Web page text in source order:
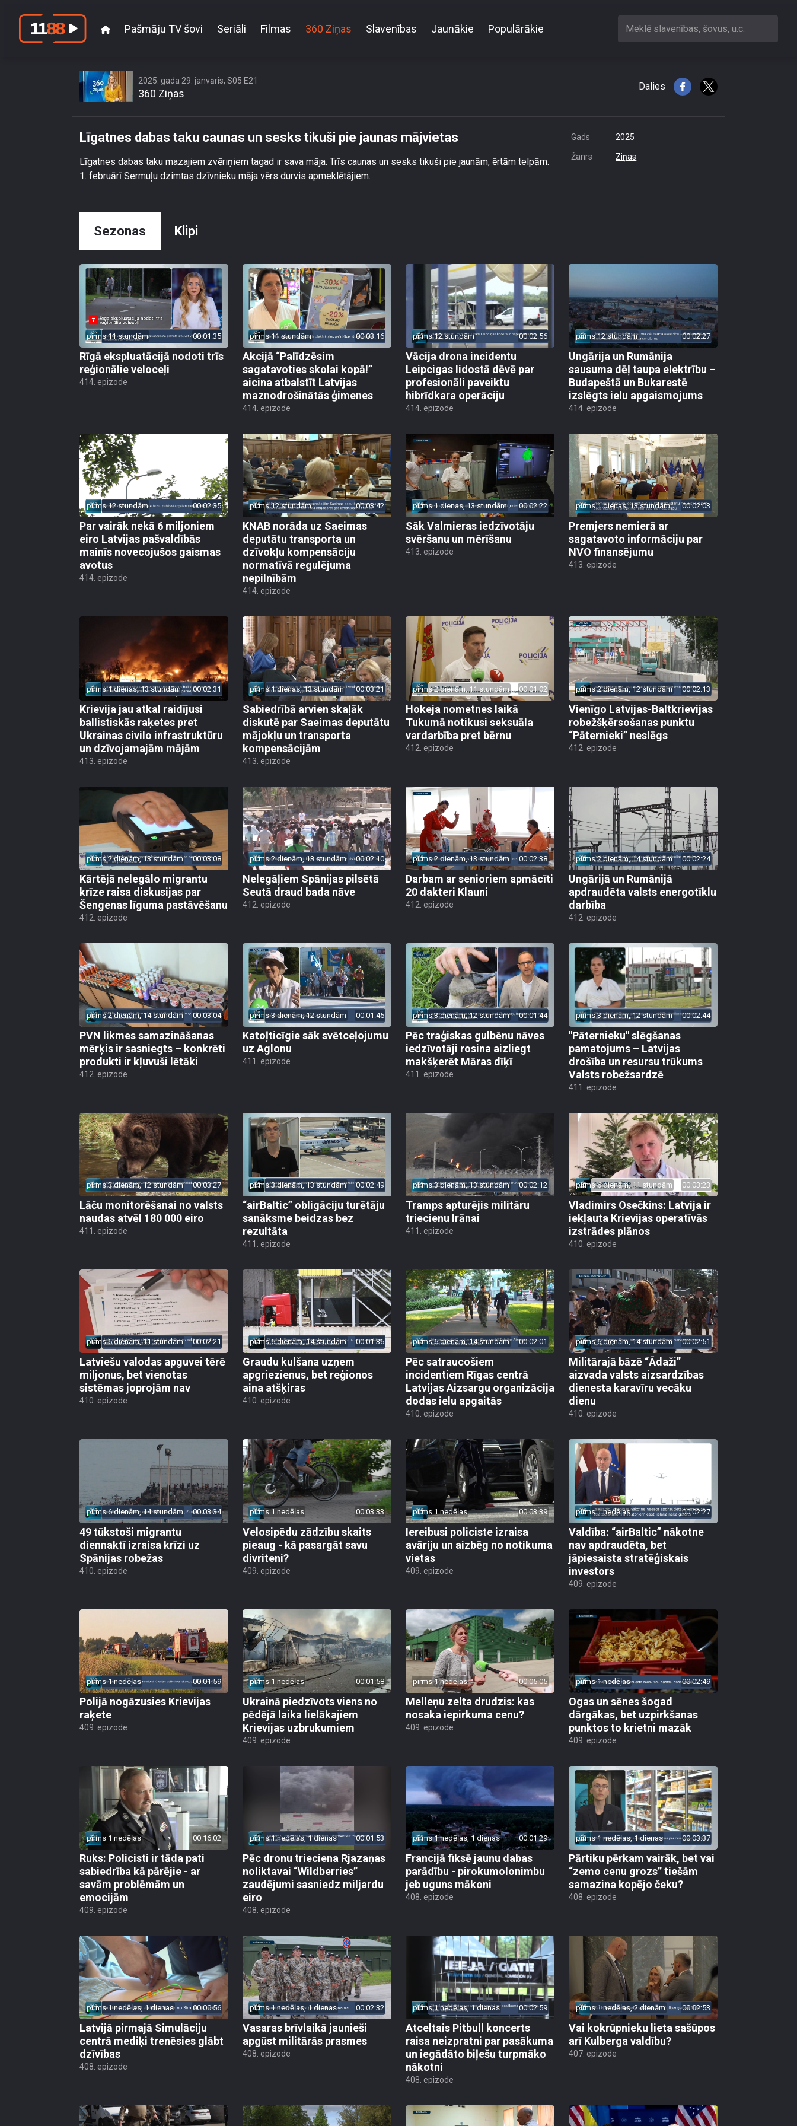
Pašmāju TV šovi Seriāli Filmas 360 Ziņas Slavenības Jaunākie Populārākie Meklē slavenības, šovus, u.c.
2025. gada 29. janvāris, S05 E21
360 Ziņas
Dalies
Līgatnes dabas taku caunas un sesks tikuši pie jaunas mājvietas
Līgatnes dabas taku mazajiem zvēriņiem tagad ir sava māja. Trīs caunas un sesks tikuši pie jaunām, ērtām telpām.
1. februārī Sermuļu dzimtas dzīvnieku māja vērs durvis apmeklētājiem.
Gads 2025
Žanrs Ziņas
Sezonas Klipi
pirms 11 stundām 00:01:35
Rīgā ekspluatācijā nodoti trīs
reģionālie veloceļi
414. epizode
pirms 11 stundām 00:03:16
Akcijā “Palīdzēsim
sagatavoties skolai kopā!”
aicina atbalstīt Latvijas
maznodrošinātās ģimenes
414. epizode
pirms 12 stundām 00:02:56
Vācija drona incidentu
Leipcigas lidostā dēvē par
profesionāli paveiktu
hibrīdkara operāciju
414. epizode
pirms 12 stundām 00:02:27
Ungārija un Rumānija
sausuma dēļ taupa elektrību –
Budapeštā un Bukarestē
izslēgts ielu apgaismojums
414. epizode
pirms 12 stundām 00:02:35
Par vairāk nekā 6 miljoniem
eiro Latvijas pašvaldībās
mainīs novecojušos gaismas
avotus
414. epizode
pirms 12 stundām 00:03:42
KNAB norāda uz Saeimas
deputātu transporta un
dzīvokļu kompensāciju
normatīvā regulējuma
nepilnībām
414. epizode
pirms 1 dienas, 13 stundām 00:02:22
Sāk Valmieras iedzīvotāju
svēršanu un mērīšanu
413. epizode
pirms 1 dienas, 13 stundām 00:02:03
Premjers nemierā ar
sagatavoto informāciju par
NVO finansējumu
413. epizode
pirms 1 dienas, 13 stundām 00:02:31
Krievija jau atkal raidījusi
ballistiskās raķetes pret
Ukrainas civilo infrastruktūru
un dzīvojamajām mājām
413. epizode
pirms 1 dienas, 13 stundām 00:03:21
Sabiedrībā arvien skaļāk
diskutē par Saeimas deputātu
mājokļu un transporta
kompensācijām
413. epizode
pirms 2 dienām, 11 stundām 00:01:02
Hokeja nometnes laikā
Tukumā notikusi seksuāla
vardarbība pret bērnu
412. epizode
pirms 2 dienām, 12 stundām 00:02:13
Vienīgo Latvijas-Baltkrievijas
robežšķērsošanas punktu
“Pāternieki” neslēgs
412. epizode
pirms 2 dienām, 13 stundām 00:03:08
Kārtējā nelegālo migrantu
krīze raisa diskusijas par
Šengenas līguma pastāvēšanu
412. epizode
pirms 2 dienām, 13 stundām 00:02:10
Nelegāļiem Spānijas pilsētā
Seutā draud bada nāve
412. epizode
pirms 2 dienām, 13 stundām 00:02:38
Darbam ar senioriem apmācīti
20 dakteri Klauni
412. epizode
pirms 2 dienām, 14 stundām 00:02:24
Ungārijā un Rumānijā
apdraudēta valsts energotīklu
darbība
412. epizode
pirms 2 dienām, 14 stundām 00:03:04
PVN likmes samazināšanas
mērķis ir sasniegts – konkrēti
produkti ir kļuvuši lētāki
412. epizode
pirms 3 dienām, 12 stundām 00:01:45
Katoļticīgie sāk svētceļojumu
uz Aglonu
411. epizode
pirms 3 dienām, 12 stundām 00:01:44
Pēc traģiskas gulbēnu nāves
iedzīvotāji rosina aizliegt
makšķerēt Māras dīķī
411. epizode
pirms 3 dienām, 12 stundām 00:02:44
"Pāternieku" slēgšanas
pamatojums – Latvijas
drošība un resursu trūkums
Valsts robežsardzē
411. epizode
pirms 3 dienām, 12 stundām 00:03:27
Lāču monitorēšanai no valsts
naudas atvēl 180 000 eiro
411. epizode
pirms 3 dienām, 13 stundām 00:02:49
“airBaltic” obligāciju turētāju
sanāksme beidzas bez
rezultāta
411. epizode
pirms 3 dienām, 13 stundām 00:02:12
Tramps apturējis militāru
triecienu Irānai
411. epizode
pirms 6 dienām, 11 stundām 00:03:23
Vladimirs Osečkins: Latvija ir
iekļauta Krievijas operatīvās
izstrādes plānos
410. epizode
pirms 6 dienām, 11 stundām 00:02:21
Latviešu valodas apguvei tērē
miljonus, bet vienotas
sistēmas joprojām nav
410. epizode
pirms 6 dienām, 14 stundām 00:01:36
Graudu kulšana uzņem
apgriezienus, bet reģionos
aina atšķiras
410. epizode
pirms 6 dienām, 14 stundām 00:02:01
Pēc satraucošiem
incidentiem Rīgas centrā
Latvijas Aizsargu organizācija
dodas ielu apgaitās
410. epizode
pirms 6 dienām, 14 stundām 00:02:51
Militārajā bāzē “Ādaži”
aizvada valsts aizsardzības
dienesta karavīru vecāku
dienu
410. epizode
pirms 6 dienām, 14 stundām 00:03:34
49 tūkstoši migrantu
diennaktī izraisa krīzi uz
Spānijas robežas
410. epizode
pirms 1 nedēļas 00:03:33
Velosipēdu zādzību skaits
pieaug - kā pasargāt savu
divriteni?
409. epizode
pirms 1 nedēļas 00:03:39
Iereibusi policiste izraisa
avāriju un aizbēg no notikuma
vietas
409. epizode
pirms 1 nedēļas 00:02:27
Valdība: “airBaltic” nākotne
nav apdraudēta, bet
jāpiesaista stratēģiskais
investors
409. epizode
pirms 1 nedēļas 00:01:59
Polijā nogāzusies Krievijas
raķete
409. epizode
pirms 1 nedēļas 00:01:58
Ukrainā piedzīvots viens no
pēdējā laika lielākajiem
Krievijas uzbrukumiem
409. epizode
pirms 1 nedēļas 00:05:05
Melleņu zelta drudzis: kas
nosaka iepirkuma cenu?
409. epizode
pirms 1 nedēļas 00:02:49
Ogas un sēnes šogad
dārgākas, bet uzpirkšanas
punktos to krietni mazāk
409. epizode
pirms 1 nedēļas 00:16:02
Ruks: Policisti ir tāda pati
sabiedrība kā pārējie - ar
savām problēmām un
emocijām
409. epizode
pirms 1 nedēļas, 1 dienas 00:01:53
Pēc dronu trieciena Rjazaņas
noliktavai “Wildberries”
zaudējumi sasniedz miljardu
eiro
408. epizode
pirms 1 nedēļas, 1 dienas 00:01:29
Francijā fiksē jaunu dabas
parādību - pirokumolonimbu
jeb uguns mākoni
408. epizode
pirms 1 nedēļas, 1 dienas 00:03:37
Pārtiku pērkam vairāk, bet vai
“zemo cenu grozs” tiešām
samazina kopējo čeku?
408. epizode
pirms 1 nedēļas, 1 dienas 00:00:56
Latvijā pirmajā Simulāciju
centrā mediķi trenēsies glābt
dzīvības
408. epizode
pirms 1 nedēļas, 1 dienas 00:02:32
Vasaras brīvlaikā jaunieši
apgūst militārās prasmes
408. epizode
pirms 1 nedēļas, 1 dienas 00:02:59
Atceltais Pitbull koncerts
raisa neizpratni par pasākuma
un iegādāto biļešu turpmāko
nākotni
408. epizode
pirms 1 nedēļas, 2 dienām 00:02:53
Vai kokrūpnieku lieta sašūpos
arī Kulberga valdību?
407. epizode